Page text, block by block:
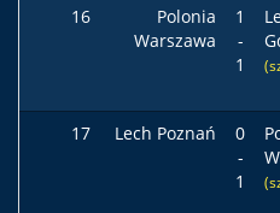
16
Polonia
Warszawa
1
-
1
17 Lech Poznań
0
-
1